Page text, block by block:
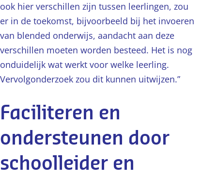
ook hier verschillen zijn tussen leerlingen, zou
er in de toekomst, bijvoorbeeld bij het invoeren
van blended onderwijs, aandacht aan deze
verschillen moeten worden besteed. Het is nog
onduidelijk wat werkt voor welke leerling.
Vervolgonderzoek zou dit kunnen uitwijzen.”
Faciliteren en
ondersteunen door
schoolleider en